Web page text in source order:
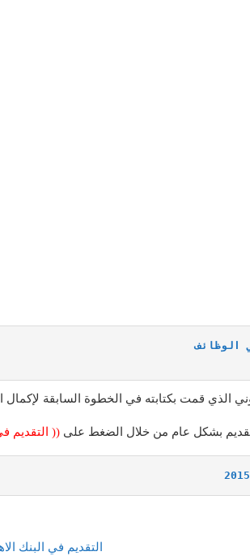
الوظائف
التقديم بشكل عام من خلال الضغط على (( التقديم
التقديم في البنك